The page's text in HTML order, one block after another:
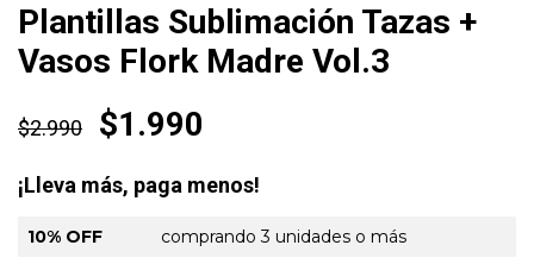
Plantillas Sublimación Tazas +
Vasos Flork Madre Vol.3
$2.990 $1.990
¡Lleva más, paga menos!
10% OFF
comprando 3 unidades o más